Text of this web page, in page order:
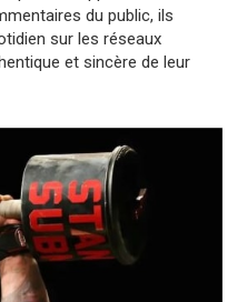
du public, ils
sur les réseaux
et sincère de leur